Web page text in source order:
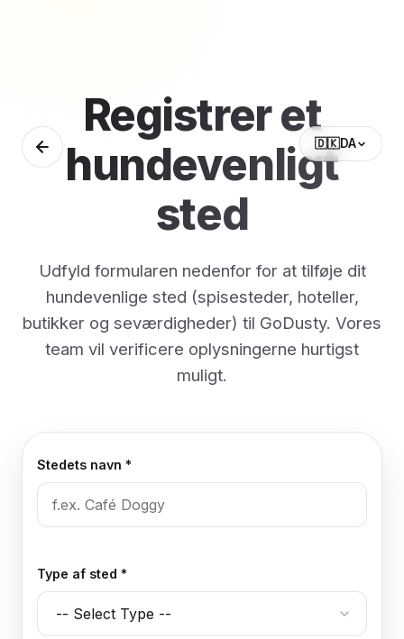
🇩🇰DA
Registrer et
hundevenligt
sted
Udfyld formularen nedenfor for at tilføje dit
hundevenlige sted (spisesteder, hoteller,
butikker og seværdigheder) til GoDusty. Vores
team vil verificere oplysningerne hurtigst
muligt.
Stedets navn *
Type af sted *